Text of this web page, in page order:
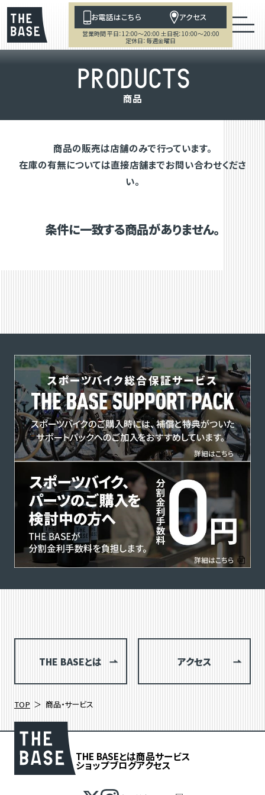
お電話はこちら アクセス
営業時間 平日：12:00～20:00 土日祝：10:00～20:00
定休日：毎週金曜日
PRODUCTS
商品
商品の販売は店舗のみで行っています。
在庫の有無については直接店舗までお問い合わせくださ
い。
条件に一致する商品がありません。
THE BASEとは アクセス
TOP 商品・サービス
THE BASEとは商品サービス
ショップブログアクセス